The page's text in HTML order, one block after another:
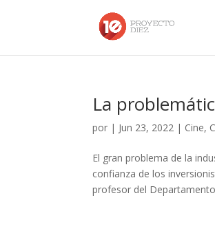
La
por | Jun 23, 2022 | Cine,
El gran problema de la
confianza de los
profesor del